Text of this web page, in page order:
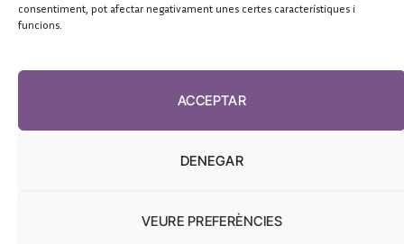
consentiment, pot afectar negativament unes certes característiques i
funcions.
ACCEPTAR
DENEGAR
VEURE PREFERÈNCIES